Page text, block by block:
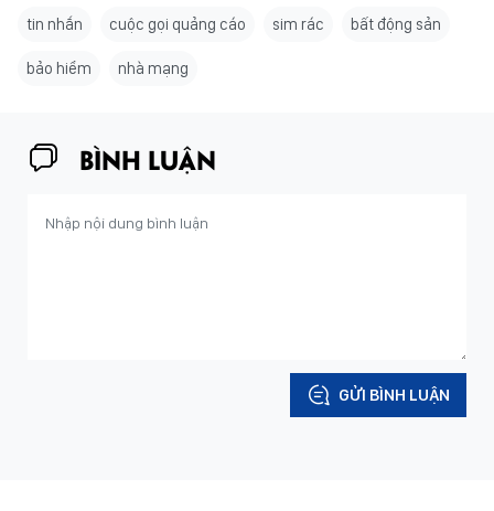
tin nhắn cuộc gọi quảng cáo sim rác bất động sản
bảo hiểm nhà mạng
BÌNH LUẬN
GỬI BÌNH LUẬN